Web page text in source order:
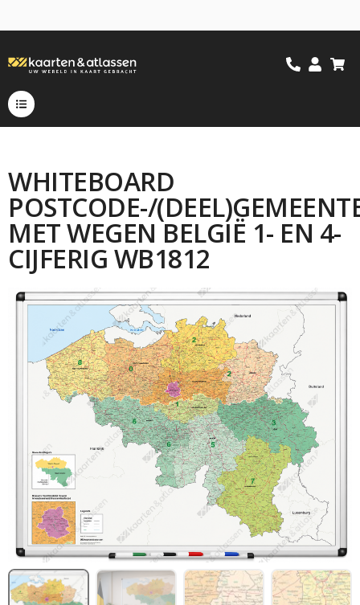
WHITEBOARD
POSTCODE-/
MET WEGEN BELGIË 1- EN 4-
CIJFERIG WB1812